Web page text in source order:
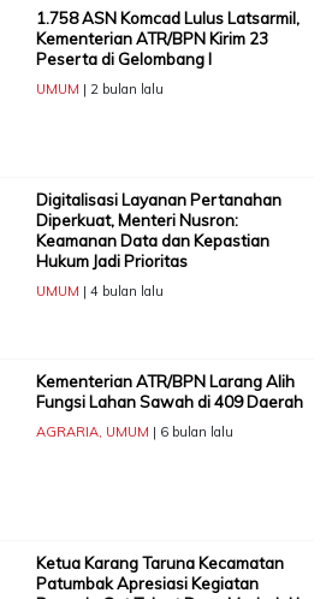
1.758 ASN Komcad Lulus Latsarmil,
Kementerian ATR/BPN Kirim 23
Peserta di Gelombang I
UMUM | 2 bulan lalu
Digitalisasi Layanan Pertanahan
Diperkuat, Menteri Nusron:
Keamanan Data dan Kepastian
Hukum Jadi Prioritas
UMUM | 4 bulan lalu
Kementerian ATR/BPN Larang Alih
Fungsi Lahan Sawah di 409 Daerah
AGRARIA, UMUM | 6 bulan lalu
Ketua Karang Taruna Kecamatan
Patumbak Apresiasi Kegiatan